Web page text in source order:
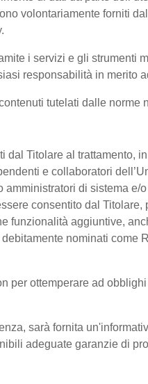
volontariamente forniti
i servizi e gli strumenti
responsabilità in merito
tutelati dalle norme
dal Titolare al trattamento,
e collaboratori
di sistema e/
consentito dal
funzionalità aggiuntive,
nominati come
per ottemperare ad
sarà fornita
adeguate garanzie di